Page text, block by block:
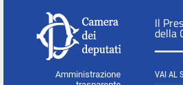
Amministrazione
Il
della
VAI AL